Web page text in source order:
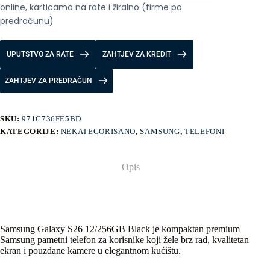
online, karticama na rate i žiralno (firme po
predračunu)
UPUTSTVO ZA RATE ZAHTJEV ZA KREDIT
ZAHTJEV ZA PREDRAČUN
SKU:971C736FE5BD
KATEGORIJE: NEKATEGORISANO,SAMSUNG,TELEFONI
Opis
Samsung Galaxy S26 12/256GB Black je kompaktan premium
Samsung pametni telefon za korisnike koji žele brz rad, kvalitetan
ekran i pouzdane kamere u elegantnom kućištu.